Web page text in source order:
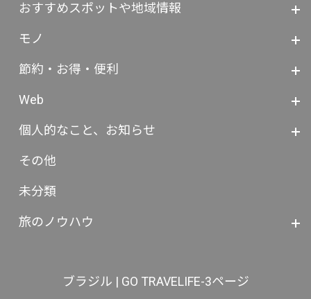
おすすめスポットや地域情報
モノ
節約・お得・便利
Web
個人的なこと、お知らせ
その他
未分類
旅のノウハウ
ブラジル | GO TRAVELIFE-3ページ